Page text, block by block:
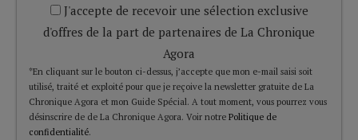
J'accepte de recevoir une sélection exclusive
d'offres de la part de partenaires de La Chronique
Agora
*En cliquant sur le bouton ci-dessus, j’accepte que mon e-mail saisi soit
utilisé, traité et exploité pour que je reçoive la newsletter gratuite de La
Chronique Agora et mon Guide Spécial. A tout moment, vous pourrez vous
désinscrire de de La Chronique Agora. Voir notre Politique de
confidentialité.